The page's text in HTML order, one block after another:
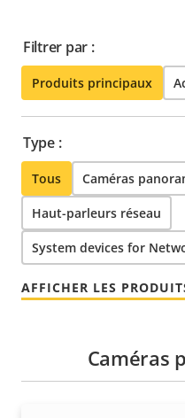
Filtrer par :
Produits principaux
Type :
Tous Caméras
Haut-parleurs réseau
System devices for
AFFICHER LES
Caméras